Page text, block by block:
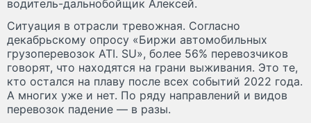
водитель-дальнобойщик Алексей.
Ситуация в отрасли тревожная. Согласно
декабрьскому опросу «Биржи автомобильных
грузоперевозок ATI. SU», более 56% перевозчиков
говорят, что находятся на грани выживания. Это те,
кто остался на плаву после всех событий 2022 года.
А многих уже и нет. По ряду направлений и видов
перевозок падение — в разы.